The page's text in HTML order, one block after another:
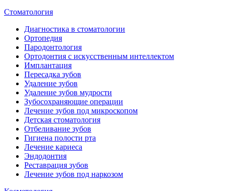
Стоматология
Диагностика в стоматологии
Ортопедия
Пародонтология
Ортодонтия с искусственным интеллектом
Имплантация
Пересадка зубов
Удаление зубов
Удаление зубов мудрости
Зубосохраняющие операции
Лечение зубов под микроскопом
Детская стоматология
Отбеливание зубов
Гигиена полости рта
Лечение кариеса
Эндодонтия
Реставрация зубов
Лечение зубов под наркозом